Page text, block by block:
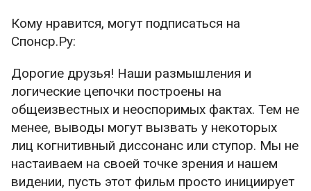
Кому нравится, могут подписаться на
Спонср.Ру:
Дорогие друзья! Наши размышления и
логические цепочки построены на
общеизвестных и неоспоримых фактах. Тем не
менее, выводы могут вызвать у некоторых
лиц когнитивный диссонанс или ступор. Мы не
настаиваем на своей точке зрения и нашем
видении, пусть этот фильм просто инициирует